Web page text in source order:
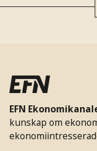
EFN
kunskap om